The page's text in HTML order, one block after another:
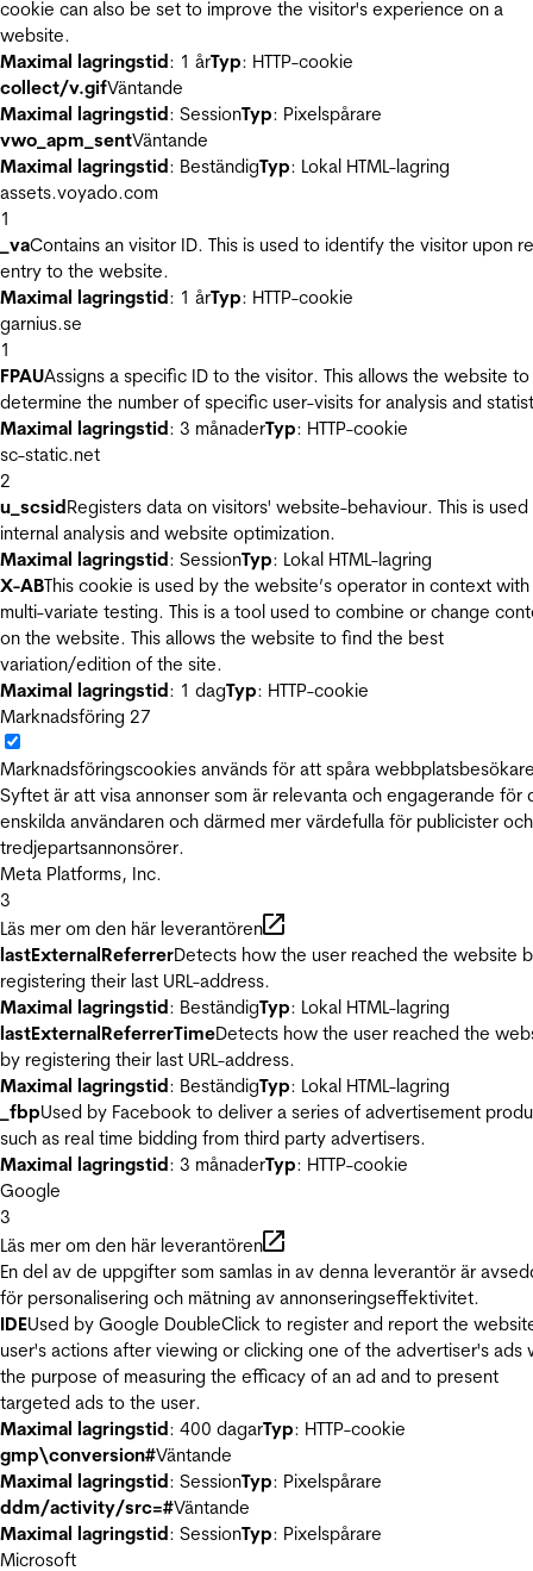
cookie can also be set to improve the visitor's experience on a
website.
Maximal lagringstid: 1 årTyp: HTTP-cookie
collect/v.gifVäntande
Maximal lagringstid: SessionTyp: Pixelspårare
vwo_apm_sentVäntande
Maximal lagringstid: BeständigTyp: Lokal HTML-lagring
assets.voyado.com
1
_vaContains an visitor ID. This is used to identify the visitor upon
entry to the website.
Maximal lagringstid: 1 årTyp: HTTP-cookie
garnius.se
1
FPAUAssigns a specific ID to the visitor. This allows the website to
determine the number of specific user-visits for analysis and
Maximal lagringstid: 3 månaderTyp: HTTP-cookie
sc-static.net
2
u_scsidRegisters data on visitors' website-behaviour. This is
internal analysis and website optimization.
Maximal lagringstid: SessionTyp: Lokal HTML-lagring
X-ABThis cookie is used by the website’s operator in context with
multi-variate testing. This is a tool used to combine or change
on the website. This allows the website to find the best
variation/edition of the site.
Maximal lagringstid: 1 dagTyp: HTTP-cookie
Marknadsföring 27
Marknadsföringscookies används för att spåra
Syftet är att visa annonser som är relevanta och engagerande för
enskilda användaren och därmed mer värdefulla för publicister och
tredjepartsannonsörer.
Meta Platforms, Inc.
3
Läs mer om den här leverantören
lastExternalReferrerDetects how the user reached the website
registering their last URL-address.
Maximal lagringstid: BeständigTyp: Lokal HTML-lagring
lastExternalReferrerTimeDetects how the user reached the
by registering their last URL-address.
Maximal lagringstid: BeständigTyp: Lokal HTML-lagring
_fbpUsed by Facebook to deliver a series of advertisement
such as real time bidding from third party advertisers.
Maximal lagringstid: 3 månaderTyp: HTTP-cookie
Google
3
Läs mer om den här leverantören
En del av de uppgifter som samlas in av denna leverantör är
för personalisering och mätning av annonseringseffektivitet.
IDEUsed by Google DoubleClick to register and report the
user's actions after viewing or clicking one of the advertiser's ads
the purpose of measuring the efficacy of an ad and to present
targeted ads to the user.
Maximal lagringstid: 400 dagarTyp: HTTP-cookie
gmp\conversion#Väntande
Maximal lagringstid: SessionTyp: Pixelspårare
ddm/activity/src=#Väntande
Maximal lagringstid: SessionTyp: Pixelspårare
Microsoft